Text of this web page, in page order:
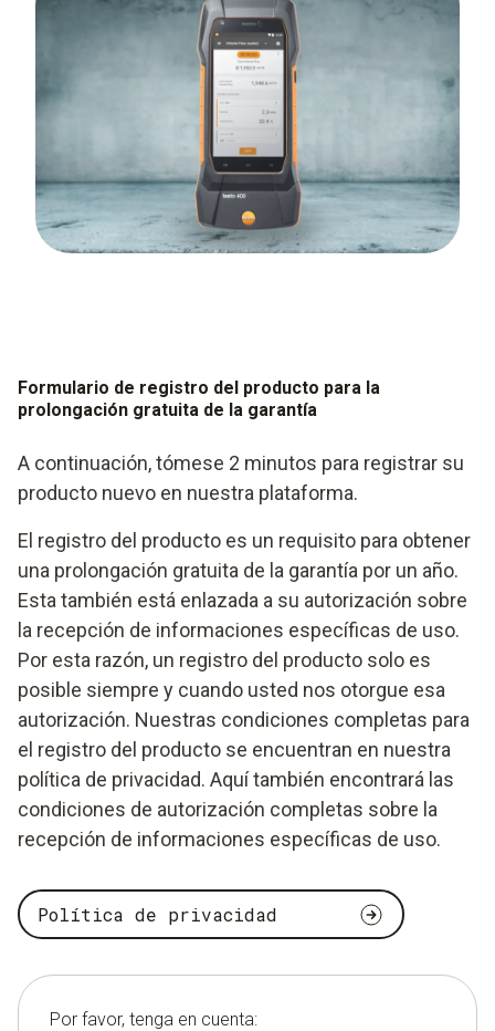
Formulario de registro del producto para la
prolongación gratuita de la garantía
A continuación, tómese 2 minutos para registrar su
producto nuevo en nuestra plataforma.
El registro del producto es un requisito para obtener
una prolongación gratuita de la garantía por un año.
Esta también está enlazada a su autorización sobre
la recepción de informaciones específicas de uso.
Por esta razón, un registro del producto solo es
posible siempre y cuando usted nos otorgue esa
autorización. Nuestras condiciones completas para
el registro del producto se encuentran en nuestra
política de privacidad. Aquí también encontrará las
condiciones de autorización completas sobre la
recepción de informaciones específicas de uso.
Política de privacidad
Por favor, tenga en cuenta: